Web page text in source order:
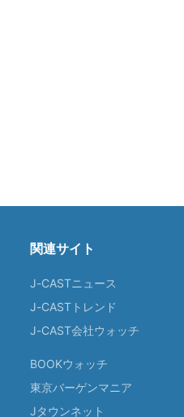
関連サイト
J-CASTニュース
J-CASTトレンド
J-CAST会社ウォッチ
BOOKウォッチ
東京バーゲンマニア
Jタウンネット